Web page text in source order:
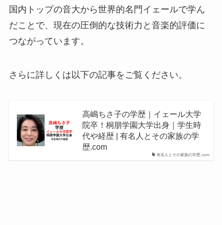
国内トップの音大から世界的名門イェールで学ん
だことで、現在の圧倒的な技術力と音楽的評価に
つながっています。
さらに詳しくは以下の記事をご覧ください。
有名人とその家族の学歴.com
高嶋ちさ子の学歴｜イェール大学
院卒！桐朋学園大学出身｜学生時
代や経歴 | 有名人とその家族の学
歴.com